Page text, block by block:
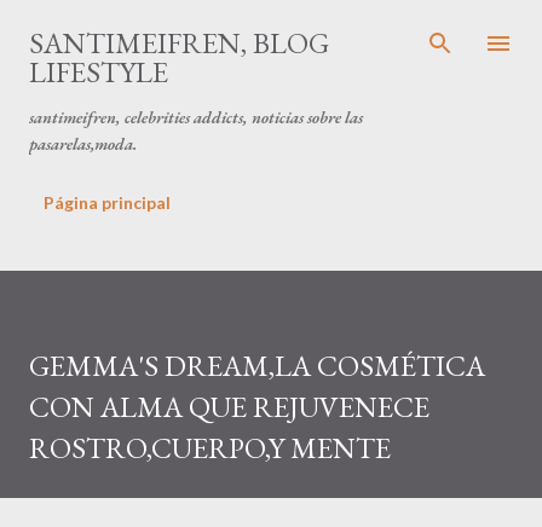
Ir al contenido principal
SANTIMEIFREN, BLOG
LIFESTYLE
santimeifren, celebrities addicts, noticias sobre las
pasarelas,moda.
Página principal
GEMMA'S DREAM,LA COSMÉTICA
CON ALMA QUE REJUVENECE
ROSTRO,CUERPO,Y MENTE